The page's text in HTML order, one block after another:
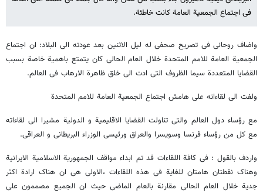
فی اجتماع الجمعیة العامة کانت خاطئة.
واضاف روحانی فی تصریح صحفی له لیل الاثنین بعد عودته الی البلاد: ان اجتماع
الجمعیة العامة للامم المتحدة خلال العام الحالی کان یتمتع باهمیة خاصة بسبب
القضایا المتعددة سیما الظروف التی ادت الی خلق ظاهرة الارهاب فی العالم.
ولفت الی لقاءاته علی هامش اجتماع الجمعیة العامة للامم المتحدة
مع رؤساء دول العالم والتی تناولت القضایا الاقلیمیة و الدولیة مشیرا الی لقاءاته
مع کل من رؤساء فرنسا وسویسرا والعراق ورئیسی الوزراء البریطانی و العراقی.
واردف بالقول : فی کافة اللقاءات قد تم ابداء مواقف الجمهوریة الاسلامیة الایرانیة
وهناک نقطتان هامتان للغایة فی هذه اللقاءات ،الاولی هی ان هناک ارادة اکثر
جدیة خلال العام الحالی مقارنة بالعام الماضی حیث ان الجمیع مصممون علی